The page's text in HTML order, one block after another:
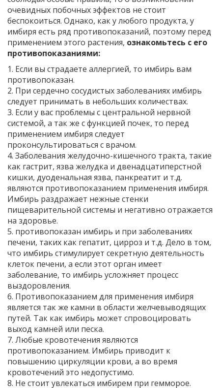
очевидных побочных эффектов не стоит
беспокоиться. Однако, как у любого продукта, у
имбиря есть ряд противопоказаний, поэтому перед
применением этого растения, ознакомьтесь с его
противопоказаниями:
1. Если вы страдаете аллергией, то имбирь вам
противопоказан.
2. При сердечно сосудистых заболеваниях имбирь
следует принимать в небольших количествах.
3. Если у вас проблемы с центральной нервной
системой, а так же с функцией почек, то перед
применением имбиря следует
проконсультироваться с врачом.
4. Заболевания желудочно-кишечного тракта, такие
как гастрит, язва желудка и двенадцатиперстной
кишки, дуоденальная язва, панкреатит и т.д.
являются противопоказанием применения имбиря.
Имбирь раздражает нежные стенки
пищеварительной системы и негативно отражается
на здоровье.
5. противопоказан имбирь и при заболеваниях
печени, таких как гепатит, цирроз и т.д. Дело в том,
что имбирь стимулирует секретную деятельность
клеток печени, а если этот орган имеет
заболевание, то имбирь усложняет процесс
выздоровления.
6. Противопоказанием для применения имбиря
является так же камни в области желчевыводящих
путей. Так как имбирь может спровоцировать
выход камней или песка.
7. Любые кровотечения являются
противопоказанием. Имбирь приводит к
повышению циркуляции крови, а во время
кровотечений это недопустимо.
8. Не стоит увлекаться имбирем при гемморое.